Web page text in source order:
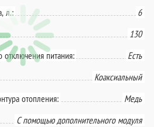
л.:
6
130
отключения питания:
Есть
Коаксиальный
отопления:
Медь
С помощью дополнительного модуля